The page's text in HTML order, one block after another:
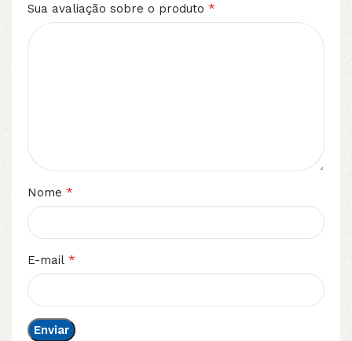
Sua avaliação sobre o produto *
Nome *
E-mail *